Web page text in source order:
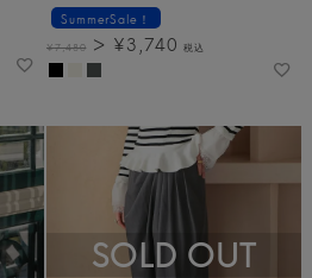
SummerSale！
¥7,480 ¥3,740 税込
SOLD OUT